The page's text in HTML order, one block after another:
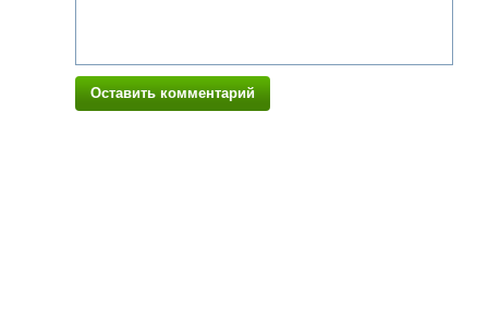
Оставить комментарий